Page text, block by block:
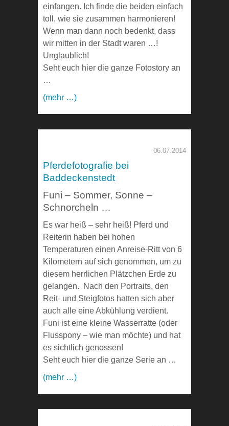
einfangen. Ich finde die beiden einfach
toll, wie sie zusammen harmonieren!
Wenn man dann noch bedenkt, dass
wir mitten in der Stadt waren …!
Unglaublich!
Seht euch hier die ganze Fotostory an
…
(mehr …)
06.07.2014
Pferdefotografie bei
Baddeckenstedt
Funi – Sommer, Sonne –
Schnorcheln …
Es war heiß – sehr heiß! Pferd und
Reiterin haben bei hohen
Temperaturen einen Anreise-Ritt von 6
Kilometern auf sich genommen, um zu
diesem herrlichen Plätzchen Erde zu
gelangen. Nach den Portraits, den
Reit- und Steigfotos hatten sich aber
auch alle eine Abkühlung verdient.
Funi ist eine kleine Wasserratte (oder
Flusspony – wie man möchte) und hat
es sichtlich genossen!
Seht euch hier die ganze Serie an …
(mehr …)